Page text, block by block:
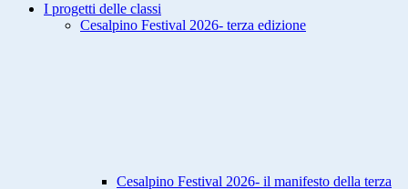
I progetti delle classi
Cesalpino Festival 2026- terza edizione
Cesalpino Festival 2026- il manifesto della terza